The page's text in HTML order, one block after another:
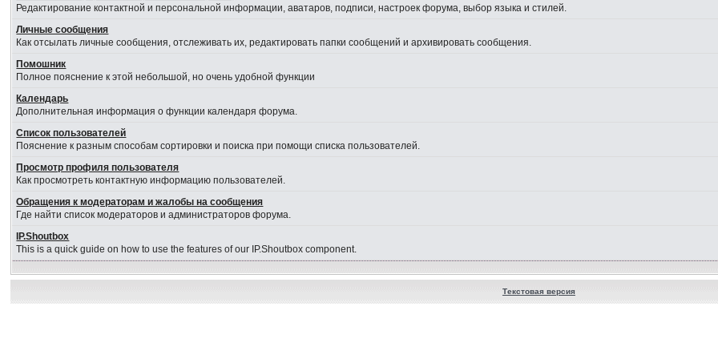
Редактирование контактной и персональной информации, аватаров, подписи, настроек форума, выбор языка и стилей.
Личные сообщения
Как отсылать личные сообщения, отслеживать их, редактировать папки сообщений и архивировать сообщения.
Помошник
Полное пояснение к этой небольшой, но очень удобной функции
Календарь
Дополнительная информация о функции календаря форума.
Список пользователей
Пояснение к разным способам сортировки и поиска при помощи списка пользователей.
Просмотр профиля пользователя
Как просмотреть контактную информацию пользователей.
Обращения к модераторам и жалобы на сообщения
Где найти список модераторов и администраторов форума.
IP.Shoutbox
This is a quick guide on how to use the features of our IP.Shoutbox component.
Текстовая версия